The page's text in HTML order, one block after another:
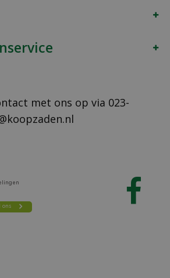
met ons op via 023-